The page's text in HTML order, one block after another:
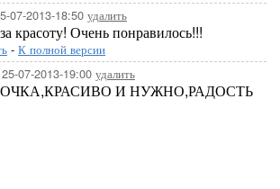
07-2013-18:50 удалить
красоту! Очень понравилось!!!
- К полной версии
25-07-2013-19:00 удалить
И НУЖНО,РАДОСТЬ